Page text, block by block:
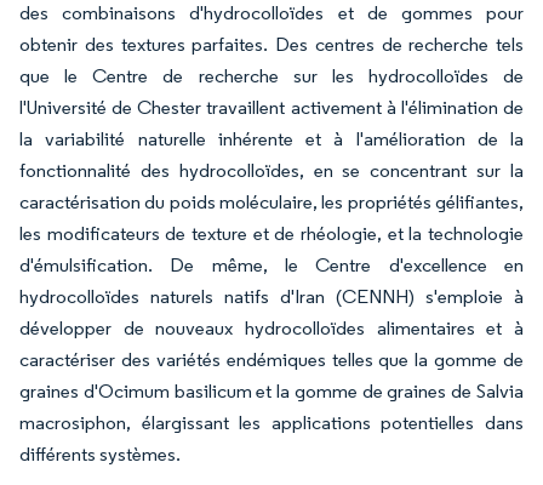
des combinaisons d'hydrocolloïdes et de gommes pour
obtenir des textures parfaites. Des centres de recherche tels
que le Centre de recherche sur les hydrocolloïdes de
l'Université de Chester travaillent activement à l'élimination de
la variabilité naturelle inhérente et à l'amélioration de la
fonctionnalité des hydrocolloïdes, en se concentrant sur la
caractérisation du poids moléculaire, les propriétés gélifiantes,
les modificateurs de texture et de rhéologie, et la technologie
d'émulsification. De même, le Centre d'excellence en
hydrocolloïdes naturels natifs d'Iran (CENNH) s'emploie à
développer de nouveaux hydrocolloïdes alimentaires et à
caractériser des variétés endémiques telles que la gomme de
graines d'Ocimum basilicum et la gomme de graines de Salvia
macrosiphon, élargissant les applications potentielles dans
différents systèmes.